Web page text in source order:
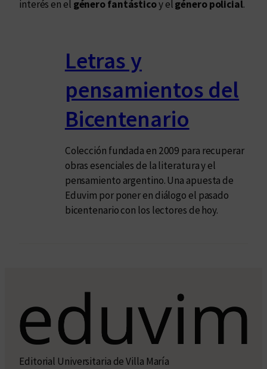
interés en el género fantásticoy elgénero policial.
Letras y
pensamientos del
Bicentenario
Colección fundada en 2009 para recuperar
obras esenciales de la literatura y el
pensamiento argentino. Una apuesta de
Eduvim por poner en diálogo el pasado
bicentenario con los lectores de hoy.
Editorial Universitaria de Villa María